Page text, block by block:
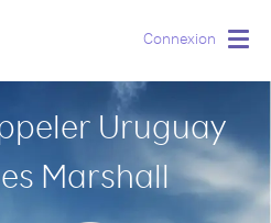
Connexion
Uruguay
Marshall